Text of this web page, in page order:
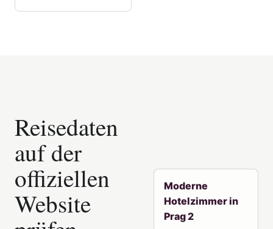
Reisedaten
auf der
offiziellen
Website
Moderne
Hotelzimmer in
Prag 2